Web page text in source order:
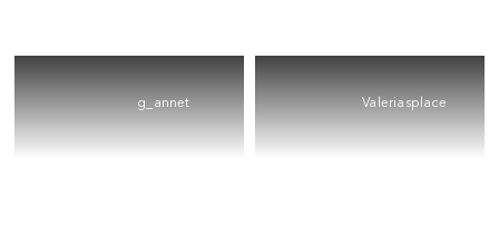
g_annet Valeriasplace